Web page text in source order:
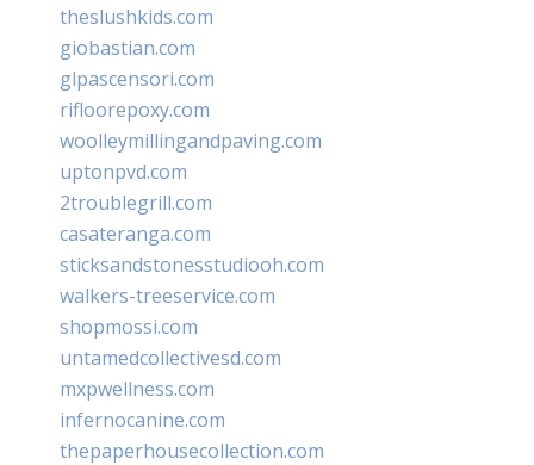
theslushkids.com
giobastian.com
glpascensori.com
rifloorepoxy.com
woolleymillingandpaving.com
uptonpvd.com
2troublegrill.com
casateranga.com
sticksandstonesstudiooh.com
walkers-treeservice.com
shopmossi.com
untamedcollectivesd.com
mxpwellness.com
infernocanine.com
thepaperhousecollection.com